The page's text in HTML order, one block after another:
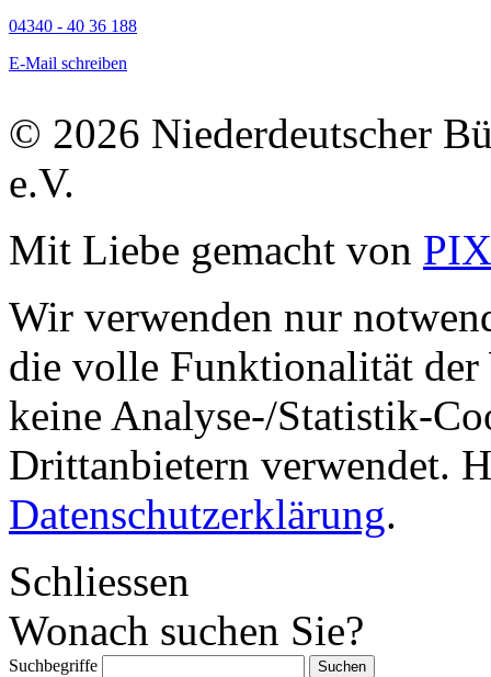
04340 - 40 36 188
E-Mail schreiben
© 2026 Niederdeutscher
e.V.
Mit Liebe gemacht von
Wir verwenden nur
die volle Funktionalität der
keine Analyse-/Statistik-
Drittanbietern verwendet.
Datenschutzerklärung.
Schliessen
Wonach suchen Sie?
Suchbegriffe